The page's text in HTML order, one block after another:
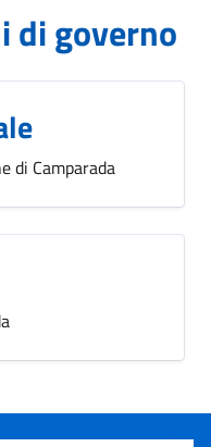
di governo
di Camparada